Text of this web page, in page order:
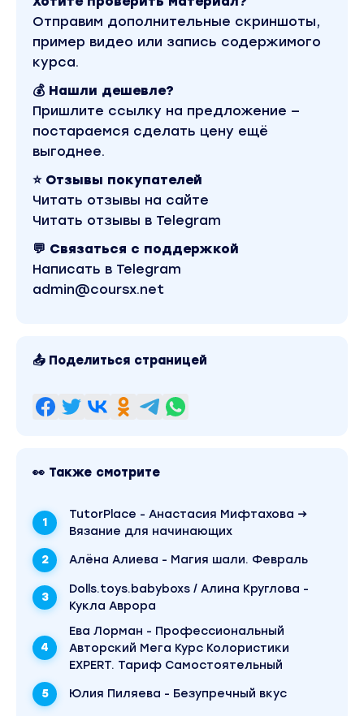
Отправим дополнительные скриншоты,
пример видео или запись содержимого
курса.
💰 Нашли дешевле?
Пришлите ссылку на предложение —
постараемся сделать цену ещё
выгоднее.
⭐ Отзывы покупателей
Читать отзывы на сайте
Читать отзывы в Telegram
💬 Связаться с поддержкой
Написать в Telegram
admin@coursx.net
📤 Поделиться страницей
👀 Также смотрите
TutorPlace - Анастасия Мифтахова →
Вязание для начинающих
Алёна Алиева - Магия шали. Февраль
Dolls.toys.babyboxs / Алина Круглова -
Кукла Аврора
Ева Лорман - Профессиональный
Авторский Мега Курс Колористики
EXPERT. Тариф Самостоятельный
Юлия Пиляева - Безупречный вкус